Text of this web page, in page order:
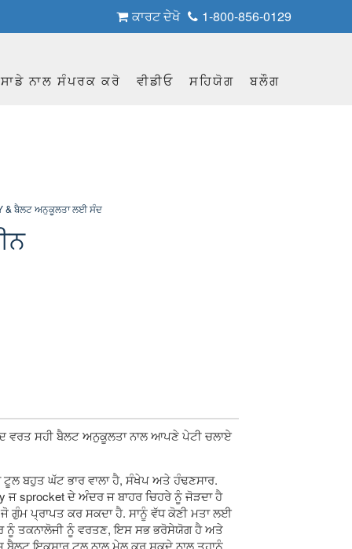
1-800-856-0129
ਕਾਰਟ ਦੇਖੋ
ਸਾਡੇ ਨਾਲ ਸੰਪਰਕ ਕਰੋ ਵੀਡੀਓ ਸਹਿਯੋਗ ਬਲੌਗ
& ਬੈਲਟ ਅਨੁਕੂਲਤਾ ਲਈ ਸੰਦ
ਵਰਤ ਸਹੀ ਬੈਲਟ ਅਨੁਕੂਲਤਾ ਨਾਲ ਆਪਣੇ ਪੇਟੀ ਚਲਾਏ
ਬਹੁਤ ਘੱਟ ਭਾਰ ਵਾਲਾ ਹੈ, ਸੰਖੇਪ ਅਤੇ ਹੰਢਣਸਾਰ.
ਜ sprocket ਦੇ ਅੰਦਰ ਜ ਬਾਹਰ ਚਿਹਰੇ ਨੂੰ ਜੋੜਦਾ ਹੈ
ਗੁੰਮ ਪ੍ਰਾਪਤ ਕਰ ਸਕਦਾ ਹੈ. ਸਾਨੂੰ ਵੱਧ ਕੋਣੀ ਮਤਾ ਲਈ
ਨੂੰ ਤਕਨਾਲੋਜੀ ਨੂੰ ਵਰਤਣ, ਇਸ ਸਭ ਭਰੋਸੇਯੋਗ ਹੈ ਅਤੇ
ਬੈਲਟ ਇਕਸਾਰ ਟੂਲ ਨਾਲ ਮੇਲ ਕਰ ਸਕਦੇ ਨਾਲ ਤੁਹਾਨੂੰ